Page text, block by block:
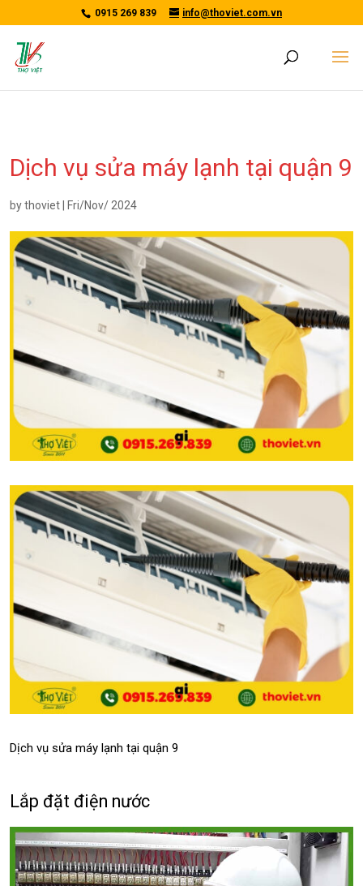
0915 269 839 info@thoviet.com.vn
Dịch vụ sửa máy lạnh tại quận 9
bythoviet Fri/Nov/ 2024
Dịch vụ sửa máy lạnh tại quận 9
Lắp đặt điện nước